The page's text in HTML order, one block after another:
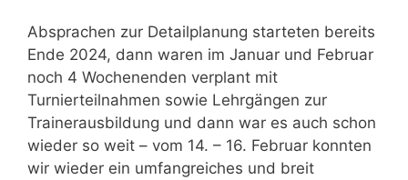
Absprachen zur Detailplanung starteten bereits
Ende 2024, dann waren im Januar und Februar
noch 4 Wochenenden verplant mit
Turnierteilnahmen sowie Lehrgängen zur
Trainerausbildung und dann war es auch schon
wieder so weit – vom 14. – 16. Februar konnten
wir wieder ein umfangreiches und breit